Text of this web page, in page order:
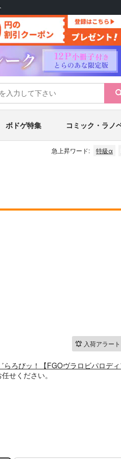
ボドゲ特集 コミック・ラノ
急上昇ワード: 特級α
入荷アラート
らろびッ！【FGOヴラロビパロディ
せください。